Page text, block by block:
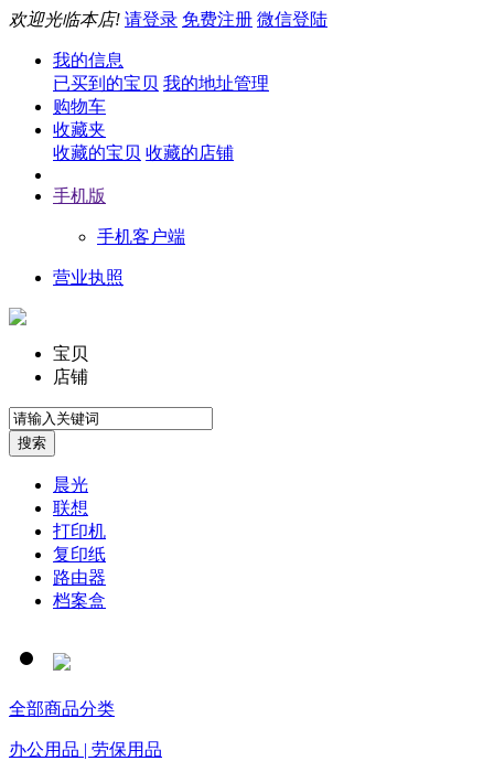
欢迎光临本店! 请登录 免费注册 微信登陆
我的信息
已买到的宝贝 我的地址管理
购物车
收藏夹
收藏的宝贝 收藏的店铺
手机版
手机客户端
营业执照
宝贝
店铺
晨光
联想
打印机
复印纸
路由器
档案盒
全部商品分类
办公用品 | 劳保用品